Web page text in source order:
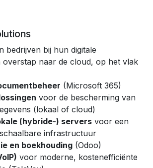
bedrijven bij hun digitale
naar de cloud, op het vlak
(Microsoft 365)
voor de bescherming van
(lokaal of cloud)
(hybride-) servers voor een
infrastructuur
en boekhouding (Odoo)
voor moderne, kostenefficiënte